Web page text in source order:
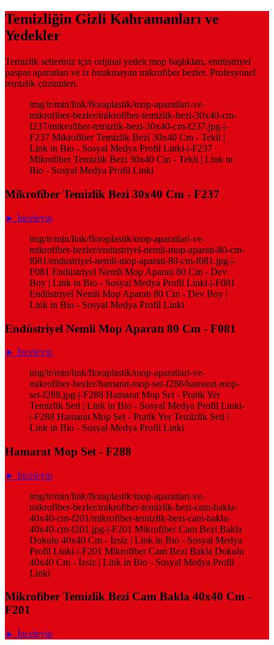
Temizliğin Gizli Kahramanları ve
Yedekler
Temizlik setleriniz için orijinal yedek mop başlıkları, endüstriyel
paspas aparatları ve iz bırakmayan mikrofiber bezler. Profesyonel
temizlik çözümleri.
img/tr/min/link/floraplastik/mop-aparatlari-ve-
mikrofiber-bezler/mikrofiber-temizlik-bezi-30x40-cm-
f237/mikrofiber-temizlik-bezi-30x40-cm-f237.jpg-|-
F237 Mikrofiber Temizlik Bezi 30x40 Cm - Tekli |
Link in Bio - Sosyal Medya Profil Linki-|-F237
Mikrofiber Temizlik Bezi 30x40 Cm - Tekli | Link in
Bio - Sosyal Medya Profil Linki
Mikrofiber Temizlik Bezi 30x40 Cm - F237
► İnceleyin
img/tr/min/link/floraplastik/mop-aparatlari-ve-
mikrofiber-bezler/endustriyel-nemli-mop-aparati-80-cm-
f081/endustriyel-nemli-mop-aparati-80-cm-f081.jpg-|-
F081 Endüstriyel Nemli Mop Aparatı 80 Cm - Dev
Boy | Link in Bio - Sosyal Medya Profil Linki-|-F081
Endüstriyel Nemli Mop Aparatı 80 Cm - Dev Boy |
Link in Bio - Sosyal Medya Profil Linki
Endüstriyel Nemli Mop Aparatı 80 Cm - F081
► İnceleyin
img/tr/min/link/floraplastik/mop-aparatlari-ve-
mikrofiber-bezler/hamarat-mop-set-f288/hamarat-mop-
set-f288.jpg-|-F288 Hamarat Mop Set - Pratik Yer
Temizlik Seti | Link in Bio - Sosyal Medya Profil Linki-
|-F288 Hamarat Mop Set - Pratik Yer Temizlik Seti |
Link in Bio - Sosyal Medya Profil Linki
Hamarat Mop Set - F288
► İnceleyin
img/tr/min/link/floraplastik/mop-aparatlari-ve-
mikrofiber-bezler/mikrofiber-temizlik-bezi-cam-bakla-
40x40-cm-f201/mikrofiber-temizlik-bezi-cam-bakla-
40x40-cm-f201.jpg-|-F201 Mikrofiber Cam Bezi Bakla
Dokulu 40x40 Cm - İzsiz | Link in Bio - Sosyal Medya
Profil Linki-|-F201 Mikrofiber Cam Bezi Bakla Dokulu
40x40 Cm - İzsiz | Link in Bio - Sosyal Medya Profil
Linki
Mikrofiber Temizlik Bezi Cam Bakla 40x40 Cm -
F201
► İnceleyin